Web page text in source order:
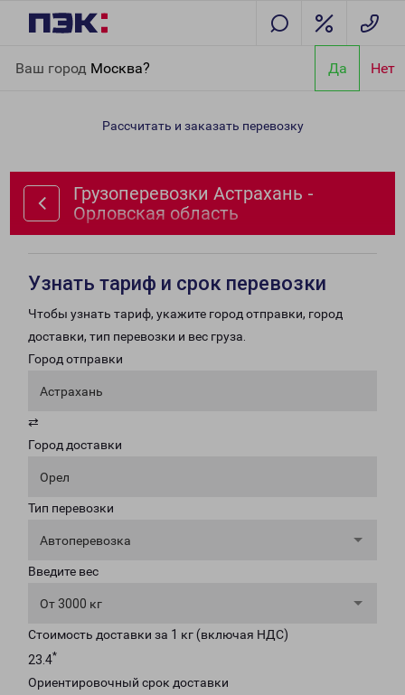
Ваш город Москва? Да Нет
Орловская область
Рассчитать и заказать перевозку
Грузоперевозки Астрахань -
Орловская область
Узнать тариф и срок перевозки
Чтобы узнать тариф, укажите город отправки, город
доставки, тип перевозки и вес груза.
Город отправки
Астрахань
⇄
Город доставки
Орел
Тип перевозки
Автоперевозка
Введите вес
От 3000 кг
Стоимость доставки за 1 кг (включая НДС)
23.4*
Ориентировочный срок доставки